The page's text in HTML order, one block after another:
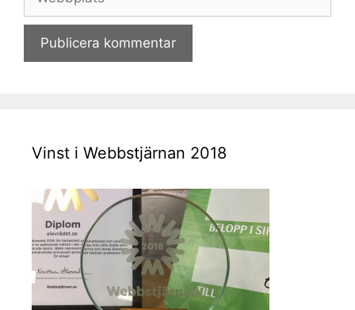
Vinst i Webbstjärnan 2018